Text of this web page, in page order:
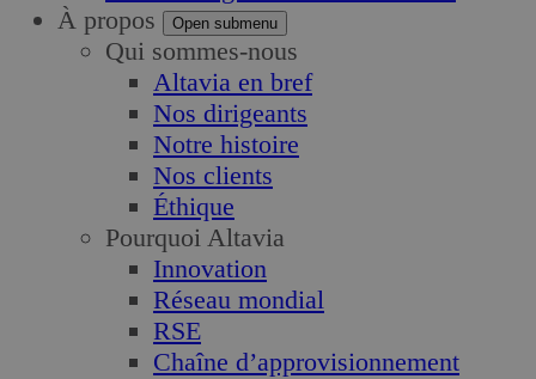
À propos
Open submenu
Qui sommes-nous
Altavia en bref
Nos dirigeants
Notre histoire
Nos clients
Éthique
Pourquoi Altavia
Innovation
Réseau mondial
RSE
Chaîne d’approvisionnement